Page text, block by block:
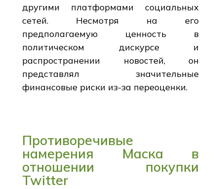
другими платформами социальных
сетей. Несмотря на его
предполагаемую ценность в
политическом дискурсе и
распространении новостей, он
представлял значительные
финансовые риски из-за переоценки.
Противоречивые
намерения Маска в
отношении покупки
Twitter